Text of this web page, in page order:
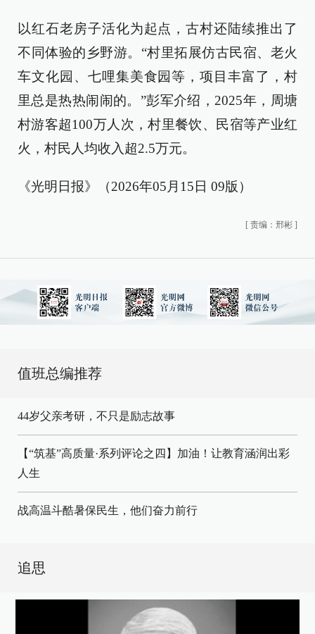
以红石老房子活化为起点，古村还陆续推出了
不同体验的乡野游。“村里拓展仿古民宿、老火
车文化园、七哩集美食园等，项目丰富了，村
里总是热热闹闹的。”彭军介绍，2025年，周塘
村游客超100万人次，村里餐饮、民宿等产业红
火，村民人均收入超2.5万元。
《光明日报》（2026年05月15日 09版）
[ 责编：邢彬 ]
值班总编推荐
44岁父亲考研，不只是励志故事
【“筑基”高质量·系列评论之四】加油！让教育涵润出彩
人生
战高温斗酷暑保民生，他们奋力前行
追思